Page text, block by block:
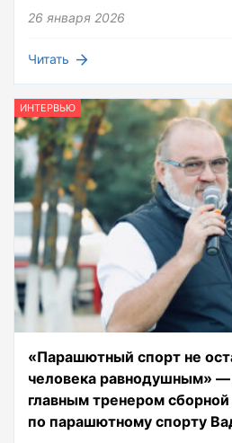
26 января 2026
Читать
ИНТЕРВЬЮ
«Парашютный спорт не
человека равнодушным» —
главным тренером
по парашютному спорту